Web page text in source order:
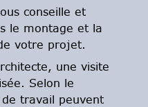
conseille et
le montage et la
votre projet.
une visite
Selon le
travail peuvent